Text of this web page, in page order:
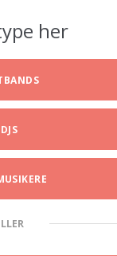
her
DJS